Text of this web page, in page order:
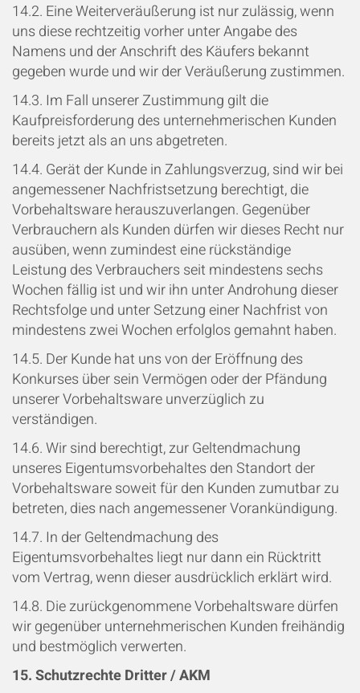
14.2. Eine Weiterveräußerung ist nur zulässig, wenn
uns diese rechtzeitig vorher unter Angabe des
Namens und der Anschrift des Käufers bekannt
gegeben wurde und wir der Veräußerung zustimmen.
14.3. Im Fall unserer Zustimmung gilt die
Kaufpreisforderung des unternehmerischen Kunden
bereits jetzt als an uns abgetreten.
14.4. Gerät der Kunde in Zahlungsverzug, sind wir bei
angemessener Nachfristsetzung berechtigt, die
Vorbehaltsware herauszuverlangen. Gegenüber
Verbrauchern als Kunden dürfen wir dieses Recht nur
ausüben, wenn zumindest eine rückständige
Leistung des Verbrauchers seit mindestens sechs
Wochen fällig ist und wir ihn unter Androhung dieser
Rechtsfolge und unter Setzung einer Nachfrist von
mindestens zwei Wochen erfolglos gemahnt haben.
14.5. Der Kunde hat uns von der Eröffnung des
Konkurses über sein Vermögen oder der Pfändung
unserer Vorbehaltsware unverzüglich zu
verständigen.
14.6. Wir sind berechtigt, zur Geltendmachung
unseres Eigentumsvorbehaltes den Standort der
Vorbehaltsware soweit für den Kunden zumutbar zu
betreten, dies nach angemessener Vorankündigung.
14.7. In der Geltendmachung des
Eigentumsvorbehaltes liegt nur dann ein Rücktritt
vom Vertrag, wenn dieser ausdrücklich erklärt wird.
14.8. Die zurückgenommene Vorbehaltsware dürfen
wir gegenüber unternehmerischen Kunden freihändig
und bestmöglich verwerten.
15. Schutzrechte Dritter / AKM